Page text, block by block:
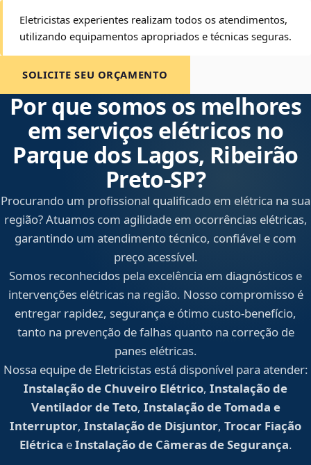
Eletricistas experientes realizam todos os atendimentos,
utilizando equipamentos apropriados e técnicas seguras.
SOLICITE SEU ORÇAMENTO
Por que somos os melhores
em serviços elétricos no
Parque dos Lagos, Ribeirão
Preto‑SP?
Procurando um profissional qualificado em elétrica na sua
região? Atuamos com agilidade em ocorrências elétricas,
garantindo um atendimento técnico, confiável e com
preço acessível.
Somos reconhecidos pela excelência em diagnósticos e
intervenções elétricas na região. Nosso compromisso é
entregar rapidez, segurança e ótimo custo-benefício,
tanto na prevenção de falhas quanto na correção de
panes elétricas.
Nossa equipe de Eletricistas está disponível para atender:
Instalação de Chuveiro Elétrico, Instalação de
Ventilador de Teto, Instalação de Tomada e
Interruptor, Instalação de Disjuntor, Trocar Fiação
Elétrica eInstalação de Câmeras de Segurança.